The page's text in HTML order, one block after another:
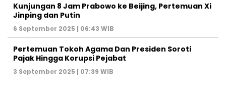
Kunjungan 8 Jam Prabowo ke Beijing, Pertemuan Xi
Jinping dan Putin
6 September 2025 | 06:43 WIB
Pertemuan Tokoh Agama Dan Presiden Soroti
Pajak Hingga Korupsi Pejabat
3 September 2025 | 07:39 WIB